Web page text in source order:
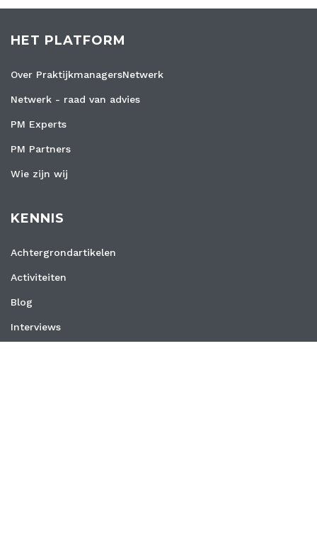
HET PLATFORM
Over PraktijkmanagersNetwerk
Netwerk - raad van advies
PM Experts
PM Partners
Wie zijn wij
KENNIS
Achtergrondartikelen
Activiteiten
Blog
Interviews